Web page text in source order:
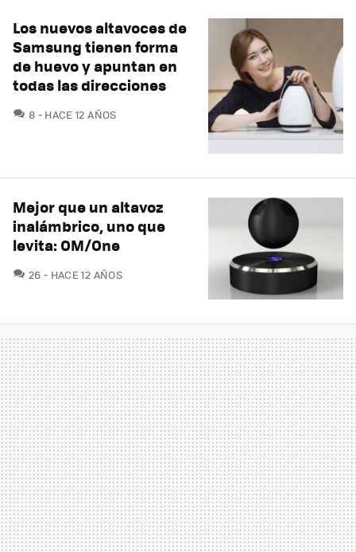
Los nuevos altavoces de
Samsung tienen forma
de huevo y apuntan en
todas las direcciones
8 COMENTARIOS
HACE 12 AÑOS
Mejor que un altavoz
inalámbrico, uno que
levita: OM/One
26 COMENTARIOS
HACE 12 AÑOS